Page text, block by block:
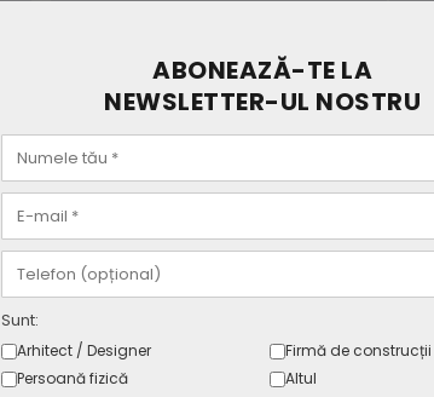
Garantie 5 ani
ABONEAZĂ-TE LA
NEWSLETTER-UL NOSTRU
Sunt:
Arhitect / Designer
Firmă de construcții
Persoană fizică
Altul